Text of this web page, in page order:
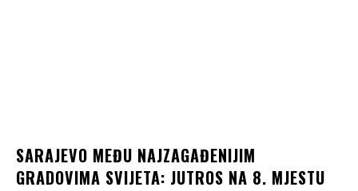
SARAJEVO MEĐU NAJZAGAĐENIJIM
GRADOVIMA SVIJETA: JUTROS NA 8. MJESTU